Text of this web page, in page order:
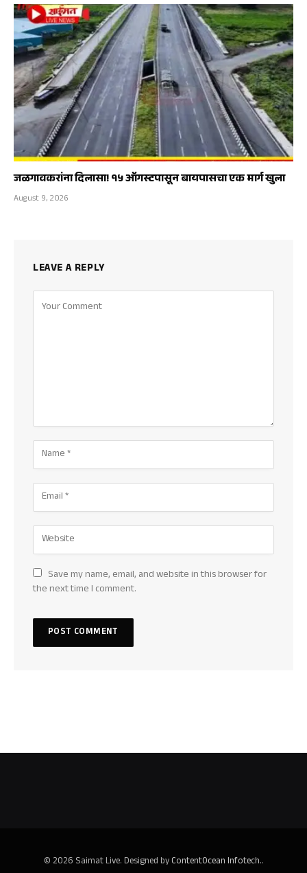
जळगावकरांना दिलासा! १५ ऑगस्टपासून बायपासचा एक मार्ग खुला
August 9, 2026
LEAVE A REPLY
Save my name, email, and website in this browser for
the next time I comment.
© 2026 Saimat Live. Designed byContentOcean Infotech..